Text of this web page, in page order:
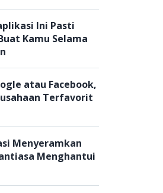
Ini Pasti
Kamu Selama
atau Facebook,
Terfavorit
Menyeramkan
Menghantui